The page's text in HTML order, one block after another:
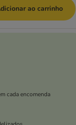
ao carrinho
cada encomenda